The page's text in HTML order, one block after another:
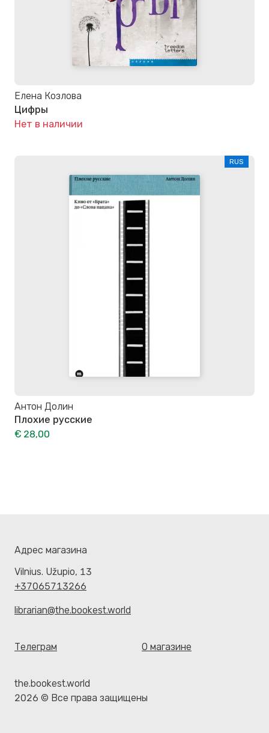
Елена Козлова
Цифры
Нет в наличии
RUS
Антон Долин
Плохие русские
€ 28,00
Адрес магазина
Vilnius. Užupio, 13
+37065713266
librarian@the.bookest.world
Телеграм О магазине
the.bookest.world
2026 © Все права защищены